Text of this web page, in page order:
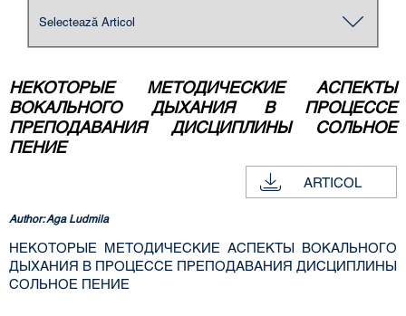
НЕКОТОРЫЕ МЕТОДИЧЕСКИЕ АСПЕКТЫ
ВОКАЛЬНОГО ДЫХАНИЯ В ПРОЦЕССЕ
ПРЕПОДАВАНИЯ ДИСЦИ­ПЛИНЫ СОЛЬНОЕ
ПЕНИЕ
ARTICOL
Author: Aga Ludmila
НЕКОТОРЫЕ МЕТОДИЧЕСКИЕ АСПЕКТЫ ВОКАЛЬНОГО
ДЫХАНИЯ В ПРОЦЕССЕ ПРЕПОДАВАНИЯ ДИСЦИ­ПЛИНЫ
СОЛЬНОЕ ПЕНИЕ